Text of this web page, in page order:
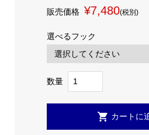
販売価格 ¥7,480(税別)
選べるフック
数量